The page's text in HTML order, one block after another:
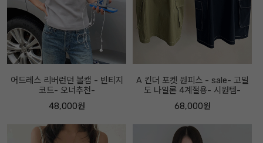
어드레스 리버런던 볼캡 - 빈티지
코드- 오너추천-
48,000원
A 킨더 포켓 원피스 - sale- 고밀
도 나일론 4계절용- 시원템-
68,000원